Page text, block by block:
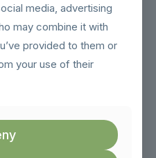
media, advertising
may combine it with
provided to them or
your use of their